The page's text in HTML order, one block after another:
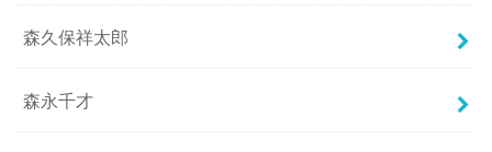
森久保祥太郎
森永千才